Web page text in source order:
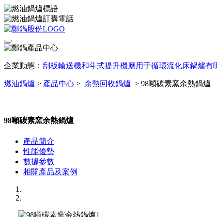
企業動態： 刮板輸送機和斗式提升機應用于循環流化床鍋爐有
燃油鍋爐 > 產品中心 > 余熱回收鍋爐 > 98噸碳素窯余熱鍋爐
98噸碳素窯余熱鍋爐
產品簡介
性能優勢
數據參數
相關產品及案例